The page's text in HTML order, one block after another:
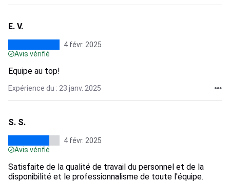
E. V.
4 févr. 2025
Avis vérifié
Equipe au top!
Expérience du : 23 janv. 2025
S. S.
4 févr. 2025
Avis vérifié
Satisfaite de la qualité de travail du personnel et de la
disponibilité et le professionnalisme de toute l'équipe.